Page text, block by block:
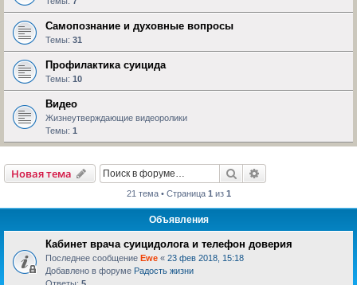
Самопознание и духовные вопросы
Темы: 31
Профилактика суицида
Темы: 10
Видео
Жизнеутверждающие видеоролики
Темы: 1
Новая тема Поиск
21 тема • Страница 1 из 1
Объявления
Кабинет врача суицидолога и телефон доверия
Последнее сообщение Ewe « 23 фев 2018, 15:18
Добавлено в форуме Радость жизни